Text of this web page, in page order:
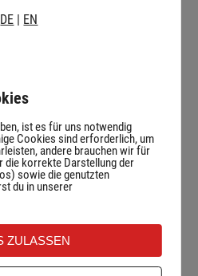
ich mini bob fahren?
bob kaufen?
es den mini bob?
auch in individuellen
DE | EN
ist es für uns notwendig
Cookies sind erforderlich, um
andere brauchen wir für
die korrekte Darstellung der
sowie die genutzten
du in unserer
ZULASSEN